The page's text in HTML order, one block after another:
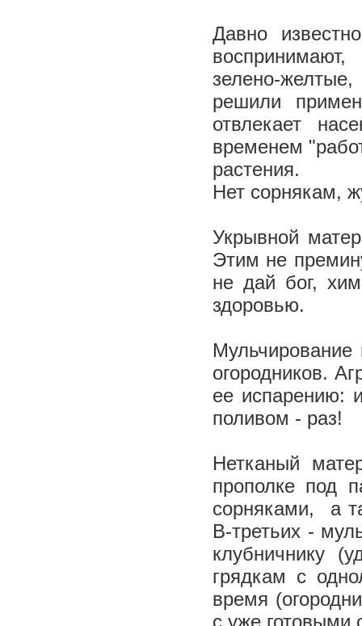
Давно
зелено-
решили
отвлекает
временем
растения.
Нет сорнякам,
Укрывной
Этим не
не дай бог,
здоровью.
огородников.
ее испарению:
поливом - раз!
Нетканый
прополке под
сорняками, а
В-третьих -
клубничнику
грядкам с
время
с уже готовыми